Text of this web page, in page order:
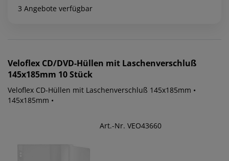
3 Angebote verfügbar
Veloflex CD/DVD-Hüllen mit Laschenverschluß
145x185mm 10 Stück
Veloflex CD-Hüllen mit Laschenverschluß 145x185mm •
145x185mm •
Art.-Nr. VEO43660